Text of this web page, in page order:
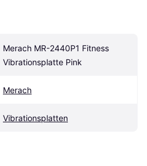
Merach MR-2440P1 Fitness
Vibrationsplatte Pink
Merach
Vibrationsplatten